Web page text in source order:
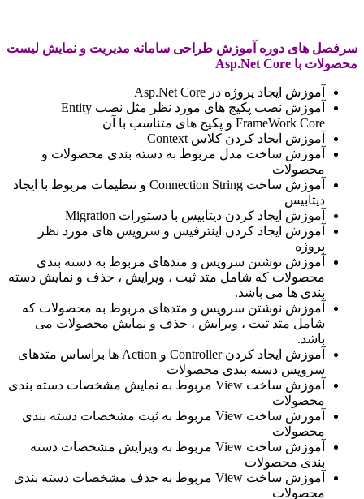
سرفصل های دوره آموزش طراحی سامانه مدیریت و نمایش لیست
محصولات با Asp.Net Core
آموزش ایجاد پروژه در Asp.Net Core
آموزش نصب پکیج های مورد نظر مثل نصب Entity
FrameWork Core و پکیج های متناسب با آن
آموزش ایجاد کردن کلاس Context
آموزش ساخت مدل مربوط به دسته بندی محصولات و
محصولات
آموزش ساخت Connection String و تنظیمات مربوط با ایجاد
دیتابیس
آموزش ایجاد کردن دیتابیس با دستورات Migration
آموزش ایجاد کردن اینترفیس و سرویس های مورد نظر
پروژه
آموزش نوشتن سرویس و متدهای مربوط به دسته بندی
محصولات که شامل متد ثبت ، ویرایش ، حذف و نمایش دسته
بندی ها می باشد.
آموزش نوشتن سرویس و متدهای مربوط به محصولات که
شامل متد ثبت ، ویرایش ، حذف و نمایش محصولات می
باشد.
آموزش ایجاد کردن Controller و Action ها براساس متدهای
سرویس دسته بندی محصولات
آموزش ساخت View مربوط به نمایش مشخصات دسته بندی
محصولات
آموزش ساخت View مربوط به ثبت مشخصات دسته بندی
محصولات
آموزش ساخت View مربوط به ویرایش مشخصات دسته
بندی محصولات
آموزش ساخت View مربوط به حذف مشخصات دسته بندی
محصولات